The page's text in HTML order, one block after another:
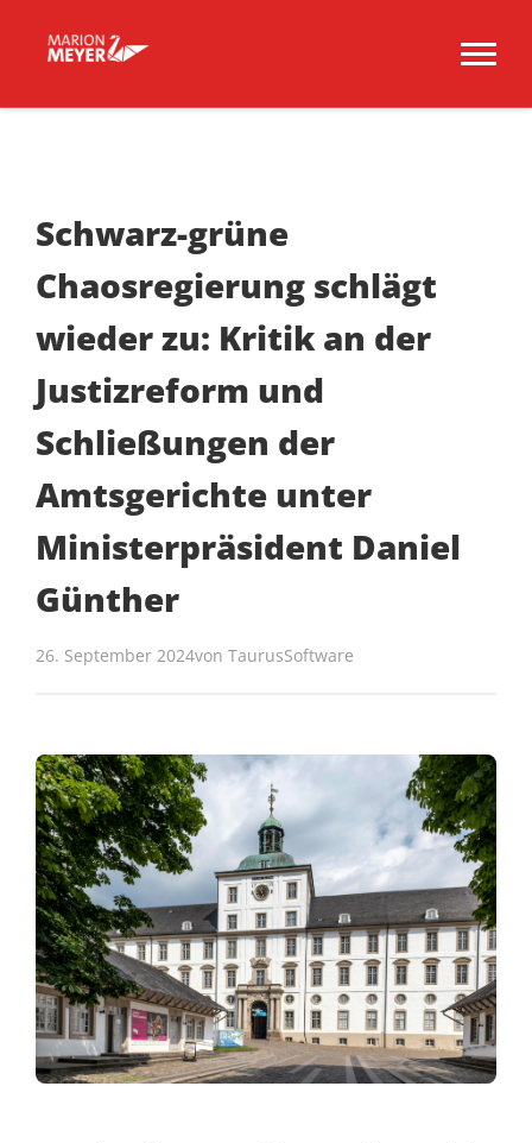
Schwarz-grüne
Chaosregierung schlägt
wieder zu: Kritik an der
Justizreform und
Schließungen der
Amtsgerichte unter
Ministerpräsident Daniel
Günther
26. September 2024von TaurusSoftware